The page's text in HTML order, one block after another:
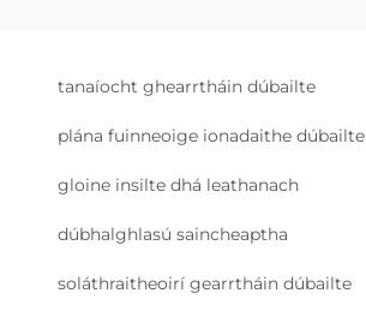
tanaíocht ghearrtháin dúbailte
plána fuinneoige ionadaithe dúbailte
gloine insilte dhá leathanach
dúbhalghlasú saincheaptha
soláthraitheoirí gearrtháin dúbailte